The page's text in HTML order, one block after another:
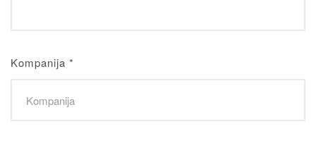
Kompanija *